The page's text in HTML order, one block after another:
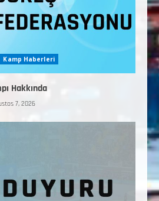
Kamp Haberleri
Hakkında
7, 2026